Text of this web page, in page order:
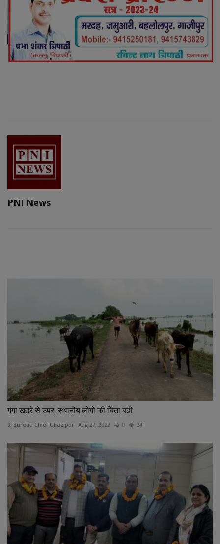
PNI News
गंगा खतरे से उपर, स्थानीय लोगो की चिंता बढी
9. Bureau Chief Ghazipur Aug 27, 2022 0 241